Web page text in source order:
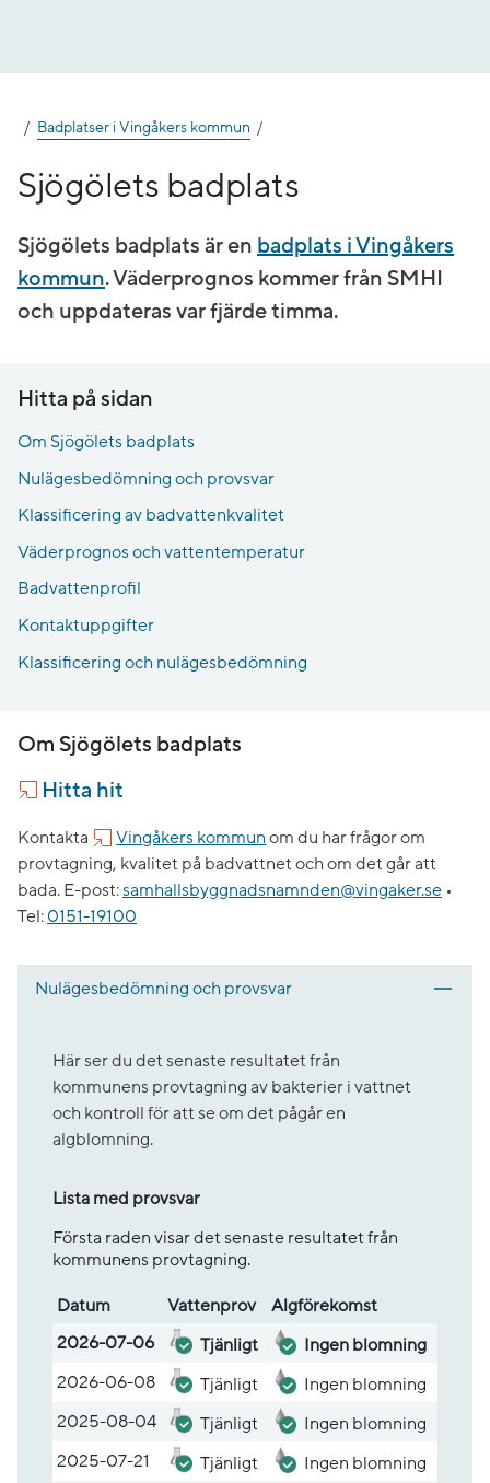
Badplatser i Vingåkers kommun
Sjögölets badplats
Sjögölets badplats är en badplats i Vingåkers
kommun. Väderprognos kommer från SMHI
och uppdateras var fjärde timma.
Hitta på sidan
Om Sjögölets badplats
Nulägesbedömning och provsvar
Klassificering av badvattenkvalitet
Väderprognos och vattentemperatur
Badvattenprofil
Kontaktuppgifter
Klassificering och nulägesbedömning
Om Sjögölets badplats
Hitta hit
Kontakta Vingåkers kommun om du har frågor om
provtagning, kvalitet på badvattnet och om det går att
bada. E-post:samhallsbyggnadsnamnden@vingaker.se •
Tel: 0151-19100
Nulägesbedömning och provsvar
Här ser du det senaste resultatet från
kommunens provtagning av bakterier i vattnet
och kontroll för att se om det pågår en
algblomning.
Lista med provsvar
Första raden visar det senaste resultatet från
kommunens provtagning.
Lista med provsvar
Datum Vatten­prov
Alg­före­komst
2026-07-06
Tjänligt
Ingen blomning
2026-06-08
Tjänligt
Ingen blomning
2025-08-04
Tjänligt
Ingen blomning
2025-07-21
Tjänligt
Ingen blomning